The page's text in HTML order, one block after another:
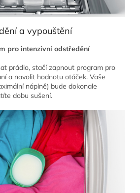
a vypouštění
pro intenzivní odstředění
prádlo, stačí zapnout program pro
a navolit hodnotu otáček. Vaše
náplně) bude dokonale
dobu sušení.